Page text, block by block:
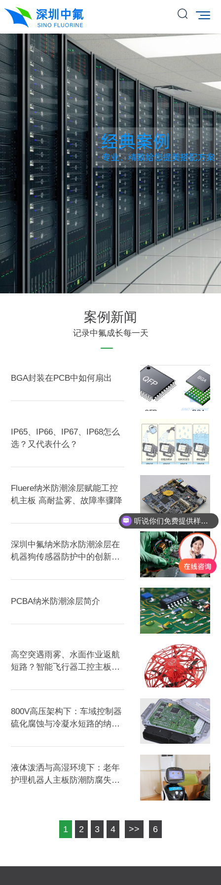
案例新闻
记录中氟成长每一天
BGA封装在PCB中如何扇出
IP65、IP66、IP67、IP68怎么
选？又代表什么？
Fluere纳米防潮涂层赋能工控
机主板 高耐盐雾、故障率骤降
深圳中氟纳米防水防潮涂层在
机器狗传感器防护中的创新应
PCBA纳米防潮涂层简介
高空突遇雨雾、水面作业返航
短路？智能飞行器工控主板防
800V高压架构下：车域控制器
硫化腐蚀与冷凝水短路的纳米
液体泼洒与高湿环境下：老年
护理机器人主板防潮防腐失效
1 2 3 4 >> 6
听说你们免费提供样品？